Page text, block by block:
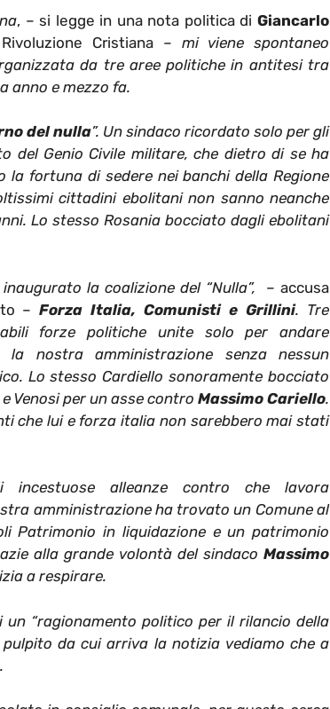
, – si legge in una nota politica diGiancarlo
Cristiana – mi viene spontaneo
da tre aree politiche in antitesi tra
anno e mezzo fa.
del nulla”. Un sindaco ricordato solo per gli
del Genio Civile militare, che dietro di se ha
fortuna di sedere nei banchi della Regione
cittadini ebolitani non sanno neanche
Lo stesso Rosania bocciato dagli ebolitani
la coalizione del “Nulla”, – accusa
–Forza Italia, Comunisti e Grillini. Tre
forze politiche unite solo per andare
la nostra amministrazione senza nessun
Lo stesso Cardiello sonoramente bocciato
Venosi per un asse contro Massimo Cariello.
che lui e forza italia non sarebbero mai stati
incestuose alleanze contro che lavora
amministrazione ha trovato un Comune al
Patrimonio in liquidazione e un patrimonio
alla grande volontà del sindaco Massimo
a respirare.
“ragionamento politico per il rilancio della
da cui arriva la notizia vediamo che a